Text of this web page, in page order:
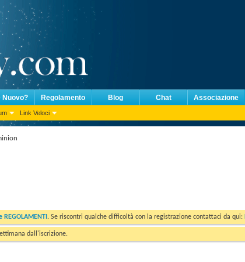
Link Veloci
Nuovo? Regolamento Blog Chat Associazione
REGOLAMENTI . Se riscontri qualche difficoltà con la registrazione contattaci da qui:
dall'iscrizione.